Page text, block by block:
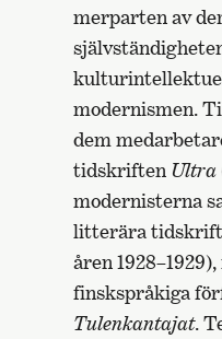
merparten av
modernismen.
dem
tidskriften Ultra
modernisterna
litterära
åren
finskspråkiga
Tulenkantajat.